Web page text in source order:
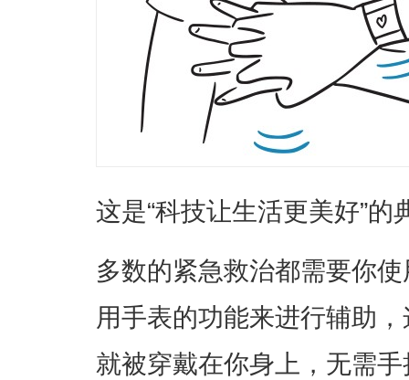
这是“科技让生活更美好”的
多数的紧急救治都需要你
用手表的功能来进行辅助
就被穿戴在你身上，无需